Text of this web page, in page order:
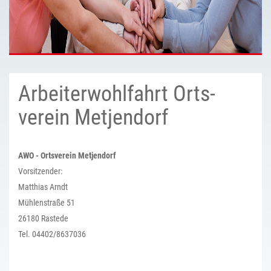
Arbeiter­wohlfahrt Orts­
verein Metjendorf
AWO - Ortsverein Metjendorf
Vorsitzender:
Matthias Arndt
Mühlenstraße 51
26180 Rastede
Tel. 04402/8637036